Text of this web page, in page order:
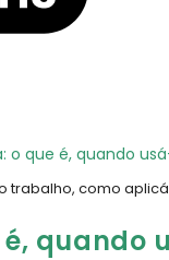
trabalho, como
é,